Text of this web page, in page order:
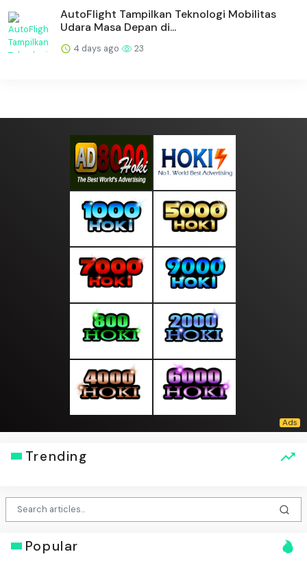
AutoFlight Tampilkan Teknologi Mobilitas
Udara Masa Depan di...
4 days ago 23
Trending
Popular